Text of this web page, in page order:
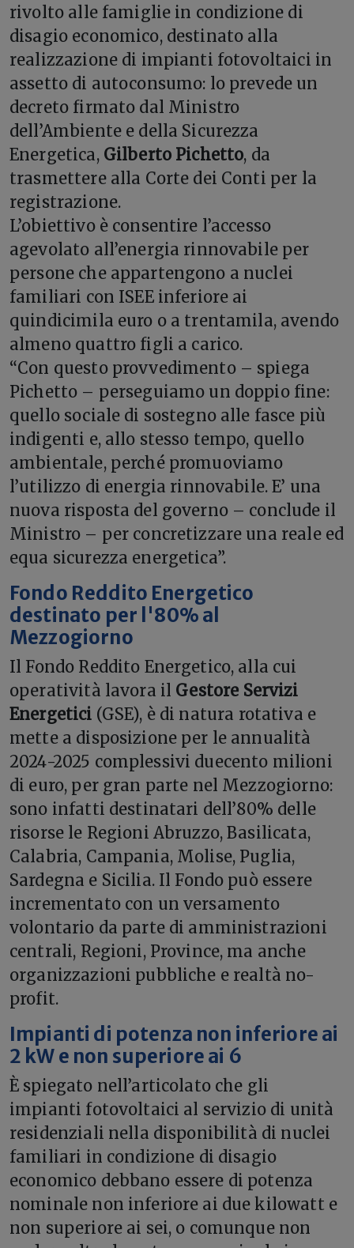
rivolto alle famiglie in condizione di
disagio economico, destinato alla
realizzazione di impianti fotovoltaici in
assetto di autoconsumo: lo prevede un
decreto firmato dal Ministro
dell’Ambiente e della Sicurezza
Energetica, Gilberto Pichetto, da
trasmettere alla Corte dei Conti per la
registrazione.
L’obiettivo è consentire l’accesso
agevolato all’energia rinnovabile per
persone che appartengono a nuclei
familiari con ISEE inferiore ai
quindicimila euro o a trentamila, avendo
almeno quattro figli a carico.
“Con questo provvedimento – spiega
Pichetto – perseguiamo un doppio fine:
quello sociale di sostegno alle fasce più
indigenti e, allo stesso tempo, quello
ambientale, perché promuoviamo
l’utilizzo di energia rinnovabile. E’ una
nuova risposta del governo – conclude il
Ministro – per concretizzare una reale ed
equa sicurezza energetica”.
Fondo Reddito Energetico
destinato per l'80% al
Mezzogiorno
Il Fondo Reddito Energetico, alla cui
operatività lavora il Gestore Servizi
Energetici (GSE), è di natura rotativa e
mette a disposizione per le annualità
2024-2025 complessivi duecento milioni
di euro, per gran parte nel Mezzogiorno:
sono infatti destinatari dell’80% delle
risorse le Regioni Abruzzo, Basilicata,
Calabria, Campania, Molise, Puglia,
Sardegna e Sicilia. Il Fondo può essere
incrementato con un versamento
volontario da parte di amministrazioni
centrali, Regioni, Province, ma anche
organizzazioni pubbliche e realtà no-
profit.
Impianti di potenza non inferiore ai
2 kW e non superiore ai 6
È spiegato nell’articolato che gli
impianti fotovoltaici al servizio di unità
residenziali nella disponibilità di nuclei
familiari in condizione di disagio
economico debbano essere di potenza
nominale non inferiore ai due kilowatt e
non superiore ai sei, o comunque non